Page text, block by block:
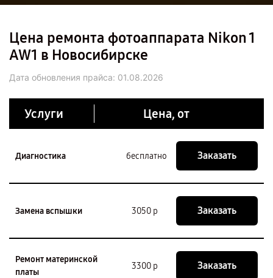
Цена ремонта фотоаппарата Nikon 1
AW1 в Новосибирске
Дата обновления прайса: 01.08.2026
Услуги Цена, от
Диагностика бесплатно Заказать
Замена вспышки 3050 р Заказать
Ремонт материнской
платы
3300 р Заказать